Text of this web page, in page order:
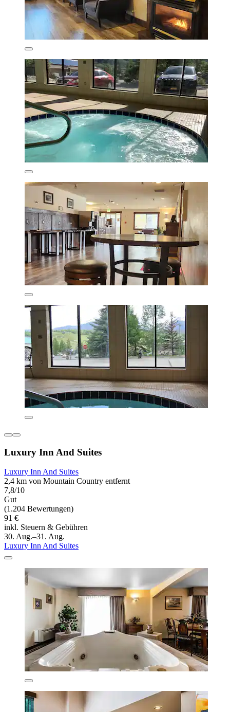
Luxury Inn And Suites
Luxury Inn And Suites
2,4 km von Mountain Country entfernt
7,8/10
Gut
(1.204 Bewertungen)
91 €
inkl. Steuern & Gebühren
30. Aug.–31. Aug.
Luxury Inn And Suites